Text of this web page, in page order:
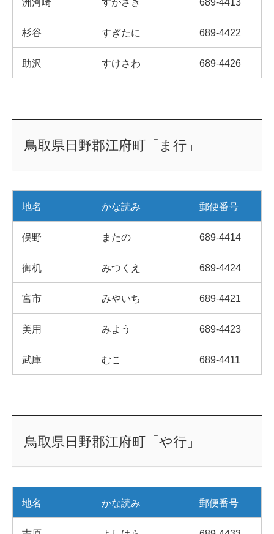
杉谷 すぎたに 689-4422
助沢 すけさわ 689-4426
鳥取県日野郡江府町「ま行」
地名 かな読み 郵便番号
俣野 またの 689-4414
御机 みつくえ 689-4424
宮市 みやいち 689-4421
美用 みよう 689-4423
武庫 むこ 689-4411
鳥取県日野郡江府町「や行」
地名 かな読み 郵便番号